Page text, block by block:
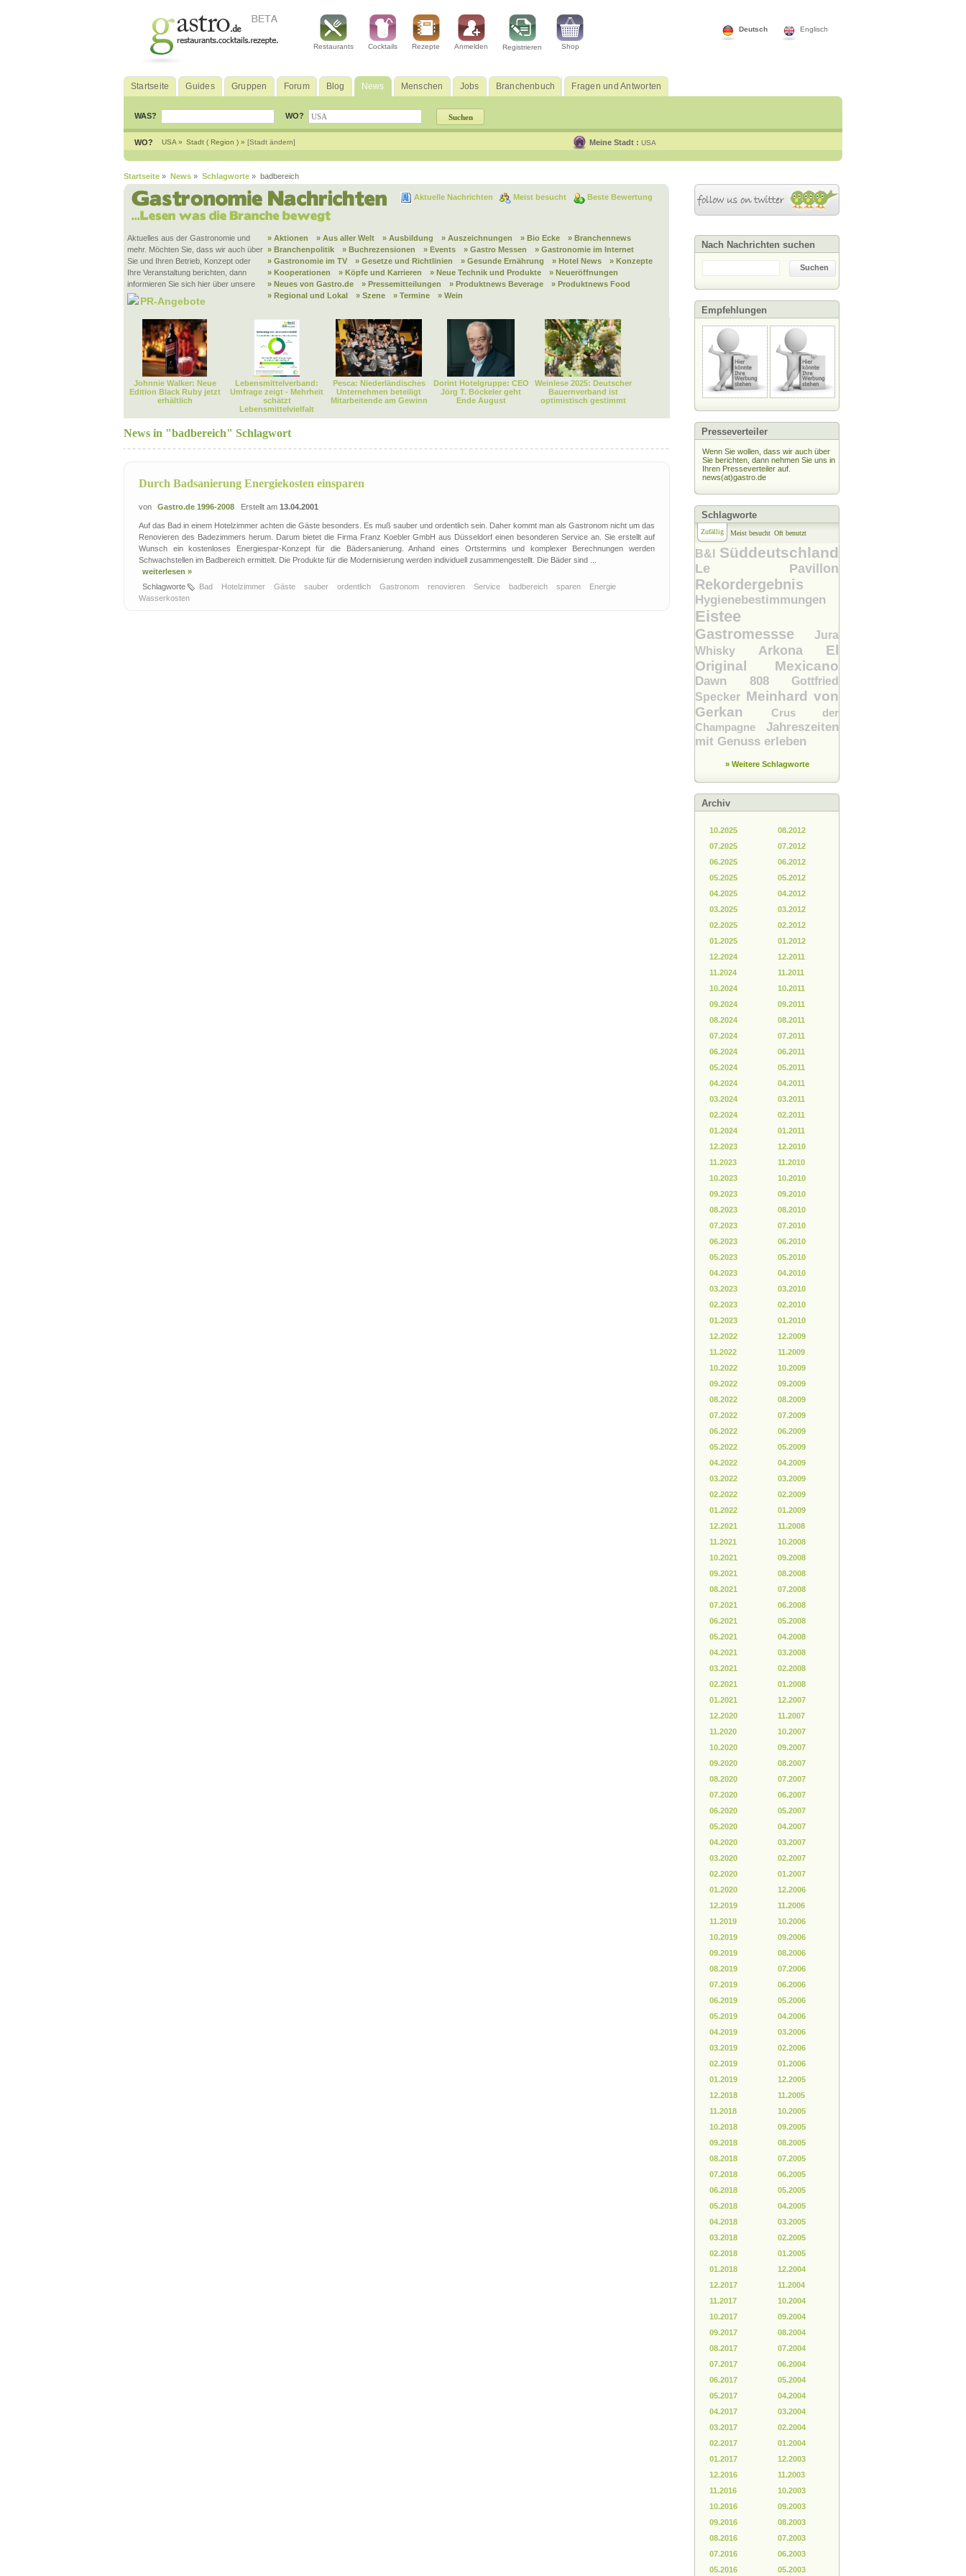
Englisch
Deutsch
Restaurants Cocktails Rezepte Anmelden Registrieren Shop
Startseite Guides Gruppen Forum Blog News Menschen Jobs Branchenbuch Fragen und Antworten
WAS? WO?
WO? USA » Stadt ( Region ) » [Stadt ändern] Meine Stadt : USA
Startseite » News » Schlagworte » badbereich
Aktuelle Nachrichten Meist besucht Beste Bewertung
Aktuelles aus der Gastronomie und
mehr. Möchten Sie, dass wir auch über
Sie und Ihren Betrieb, Konzept oder
Ihre Veranstaltung berichten, dann
informieren Sie sich hier über unsere
PR-Angebote
» Aktionen » Aus aller Welt » Ausbildung » Auszeichnungen » Bio Ecke
» Branchennews
» Branchenpolitik
» Buchrezensionen » Events » Gastro Messen
» Gastronomie im Internet
» Gastronomie im TV
» Gesetze und Richtlinien » Gesunde Ernährung » Hotel News
» Konzepte
» Kooperationen
» Köpfe und Karrieren » Neue Technik und Produkte
» Neueröffnungen
» Neues von Gastro.de
» Pressemitteilungen » Produktnews Beverage
» Produktnews Food
» Regional und Lokal
» Szene » Termine » Wein
Johnnie Walker: Neue
Edition Black Ruby jetzt
erhältlich
Lebensmittelverband:
Umfrage zeigt - Mehrheit
schätzt
Lebensmittelvielfalt
Pesca: Niederländisches
Unternehmen beteiligt
Mitarbeitende am Gewinn
Dorint Hotelgruppe: CEO
Jörg T. Böckeler geht
Ende August
Weinlese 2025: Deutscher
Bauernverband ist
optimistisch gestimmt
News in "badbereich" Schlagwort
Durch Badsanierung Energiekosten einsparen
von Gastro.de 1996-2008 Erstellt am 13.04.2001
Auf das Bad in einem Hotelzimmer achten die Gäste besonders. Es muß sauber und ordentlich sein. Daher kommt man als Gastronom nicht um das
Renovieren des Badezimmers herum. Darum bietet die Firma Franz Koebler GmbH aus Düsseldorf einen besonderen Service an. Sie erstellt auf
Wunsch ein kostenloses Energiespar-Konzept für die Bädersanierung. Anhand eines Ortstermins und komplexer Berechnungen werden
Schwachstellen im Badbereich ermittelt. Die Produkte für die Modernisierung werden individuell zusammengestellt. Die Bäder sind ...
weiterlesen »
Schlagworte
Bad Hotelzimmer Gäste sauber ordentlich Gastronom renovieren Service badbereich sparen
Energie
Wasserkosten
Nach Nachrichten suchen
Suchen
Empfehlungen
Presseverteiler
Wenn Sie wollen, dass wir auch über
Sie berichten, dann nehmen Sie uns in
Ihren Presseverteiler auf.
news(at)gastro.de
Schlagworte
Zufällig Meist besucht Oft benutzt
B&I Süddeutschland
Le Pavillon
Rekordergebnis
Hygienebestimmungen
Eistee
Gastromessse
Jura
Whisky Arkona El
Original Mexicano
Dawn 808
Gottfried
Specker Meinhard von
Gerkan
Crus der
Champagne Jahreszeiten
mit Genuss erleben
» Weitere Schlagworte
Archiv
10.2025
07.2025
06.2025
05.2025
04.2025
03.2025
02.2025
01.2025
12.2024
11.2024
10.2024
09.2024
08.2024
07.2024
06.2024
05.2024
04.2024
03.2024
02.2024
01.2024
12.2023
11.2023
10.2023
09.2023
08.2023
07.2023
06.2023
05.2023
04.2023
03.2023
02.2023
01.2023
12.2022
11.2022
10.2022
09.2022
08.2022
07.2022
06.2022
05.2022
04.2022
03.2022
02.2022
01.2022
12.2021
11.2021
10.2021
09.2021
08.2021
07.2021
06.2021
05.2021
04.2021
03.2021
02.2021
01.2021
12.2020
11.2020
10.2020
09.2020
08.2020
07.2020
06.2020
05.2020
04.2020
03.2020
02.2020
01.2020
12.2019
11.2019
10.2019
09.2019
08.2019
07.2019
06.2019
05.2019
04.2019
03.2019
02.2019
01.2019
12.2018
11.2018
10.2018
09.2018
08.2018
07.2018
06.2018
05.2018
04.2018
03.2018
02.2018
01.2018
12.2017
11.2017
10.2017
09.2017
08.2017
07.2017
06.2017
05.2017
04.2017
03.2017
02.2017
01.2017
12.2016
11.2016
10.2016
09.2016
08.2016
07.2016
05.2016
08.2012
07.2012
06.2012
05.2012
04.2012
03.2012
02.2012
01.2012
12.2011
11.2011
10.2011
09.2011
08.2011
07.2011
06.2011
05.2011
04.2011
03.2011
02.2011
01.2011
12.2010
11.2010
10.2010
09.2010
08.2010
07.2010
06.2010
05.2010
04.2010
03.2010
02.2010
01.2010
12.2009
11.2009
10.2009
09.2009
08.2009
07.2009
06.2009
05.2009
04.2009
03.2009
02.2009
01.2009
11.2008
10.2008
09.2008
08.2008
07.2008
06.2008
05.2008
04.2008
03.2008
02.2008
01.2008
12.2007
11.2007
10.2007
09.2007
08.2007
07.2007
06.2007
05.2007
04.2007
03.2007
02.2007
01.2007
12.2006
11.2006
10.2006
09.2006
08.2006
07.2006
06.2006
05.2006
04.2006
03.2006
02.2006
01.2006
12.2005
11.2005
10.2005
09.2005
08.2005
07.2005
06.2005
05.2005
04.2005
03.2005
02.2005
01.2005
12.2004
11.2004
10.2004
09.2004
08.2004
07.2004
06.2004
05.2004
04.2004
03.2004
02.2004
01.2004
12.2003
11.2003
10.2003
09.2003
08.2003
07.2003
06.2003
05.2003